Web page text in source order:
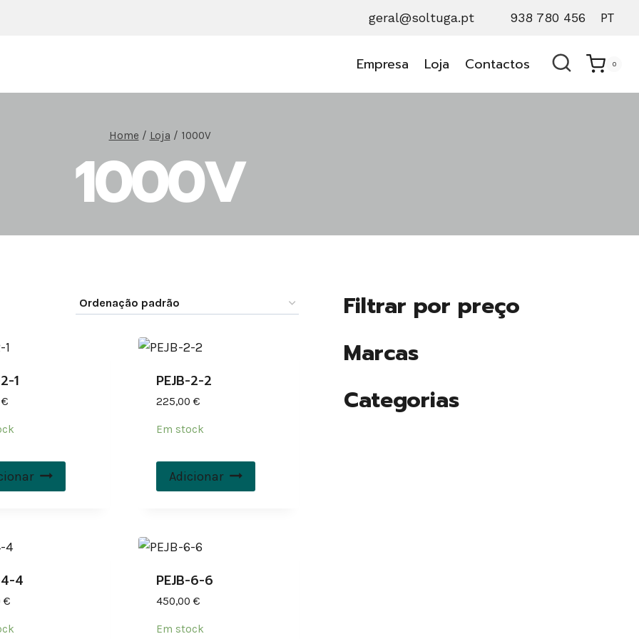
geral@soltuga.pt 938 780 456 PT
Empresa Loja Contactos 0
Home / Loja / 1000V
1000V
1
€
PEJB-2-2
225,00 €
Em stock
Adicionar
4-4
€
PEJB-6-6
450,00 €
Em stock
Filtrar por preço
Marcas
Categorias